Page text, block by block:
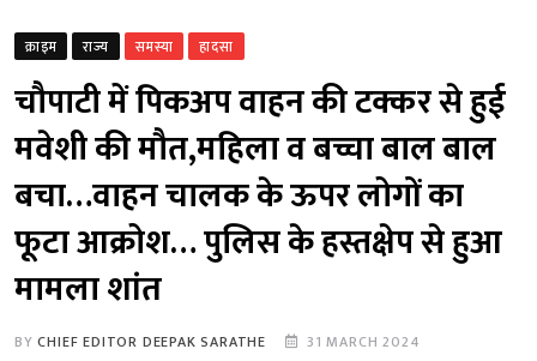
क्राइम राज्य समस्या हादसा
चौपाटी में पिकअप वाहन की टक्कर से हुई
मवेशी की मौत,महिला व बच्चा बाल बाल
बचा…वाहन चालक के ऊपर लोगों का
फूटा आक्रोश… पुलिस के हस्तक्षेप से हुआ
मामला शांत
BYCHIEF EDITOR DEEPAK SARATHE
31 MARCH 2024